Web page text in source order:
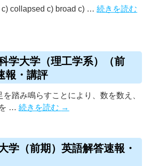
c) collapsed c) broad c) …続きを読む
学大学（理工学系）（前
報・講評
踏み鳴らすことにより、数を数え、
を …続きを読む →
学（前期）英語解答速報・